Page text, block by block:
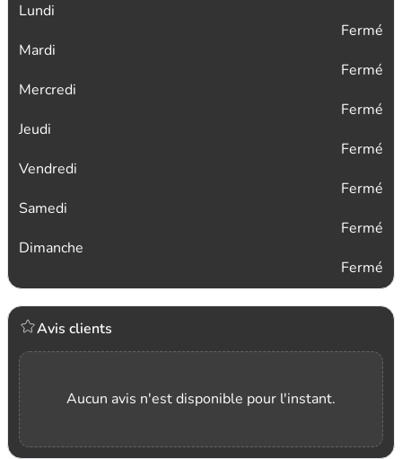
Lundi
Fermé
Mardi
Fermé
Mercredi
Fermé
Jeudi
Fermé
Vendredi
Fermé
Samedi
Fermé
Dimanche
Fermé
Avis clients
Aucun avis n'est disponible pour l'instant.